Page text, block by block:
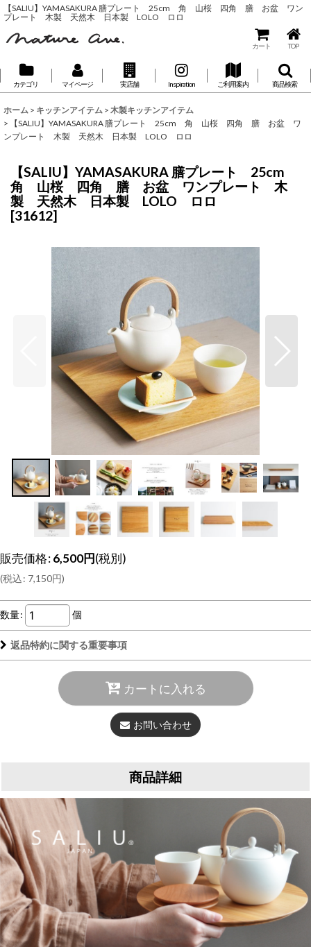
【SALIU】YAMASAKURA 膳プレート 25cm 角 山桜 四角 膳 お盆 ワン
プレート 木製 天然木 日本製 LOLO ロロ
カート TOP
カテゴリ マイページ 実店舗 Inspiration ご利用案内 商品検索
ホーム > キッチンアイテム > 木製キッチンアイテム
>
【SALIU】YAMASAKURA 膳プレート 25cm 角 山桜 四角 膳 お盆 ワ
ンプレート 木製 天然木 日本製 LOLO ロロ
【SALIU】YAMASAKURA 膳プレート 25cm
角 山桜 四角 膳 お盆 ワンプレート 木
製 天然木 日本製 LOLO ロロ
[31612]
販売価格:6,500円(税別)
(税込: 7,150円)
数量: 個
返品特約に関する重要事項
カートに入れる
お問い合わせ
商品詳細